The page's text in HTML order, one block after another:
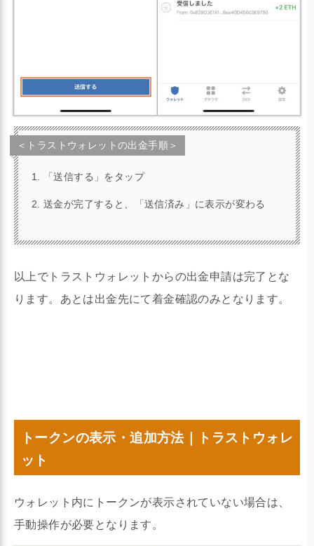
＜トラストウォレットの出金手順＞
「送信する」をタップ
送金が完了すると、「送信済み」に表示が変わる
以上でトラストウォレットからの出金申請は完了とな
ります。あとは出金先にて着金確認のみとなります。
トークンの表示・追加方法｜トラストウォレ
ット
ウォレット内にトークンが表示されていない場合は、
手動操作が必要となります。